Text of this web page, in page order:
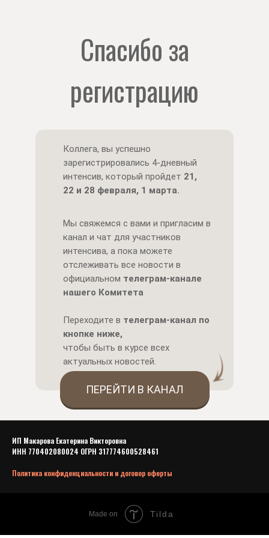
Спасибо за
регистрацию
ПЕРЕЙТИ В КАНАЛ
Коллега, вы успешно
зарегистрировались 4-дневный
интенсив, который пройдет 21,
22 и 28 февраля, 1 марта.
Мы свяжемся с вами и пригласим в
канал и чат для участников
интенсива, а пока можете
отслеживать все новости в
официальном телеграм-канале
нашего Комитета
Переходите в телеграм-канал по
кнопке ниже,
чтобы быть в курсе всех
актуальных новостей.
ИП Макарова Екатерина Викторовна
ИНН 770402080024 ОГРН 317774600528461
Политика конфиденциальности и договор оферты
Made on Tilda